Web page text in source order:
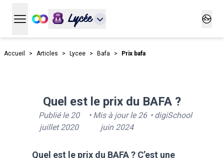
Ouvrir le menu principal
Lycée
Accueil > Articles > Lycee > Bafa > Prix bafa
Quel est le prix du BAFA ?
Publié le20
juillet 2020
• Mis à jour le 26
juin 2024
• digiSchool
Quel est le prix du BAFA ? C’est une